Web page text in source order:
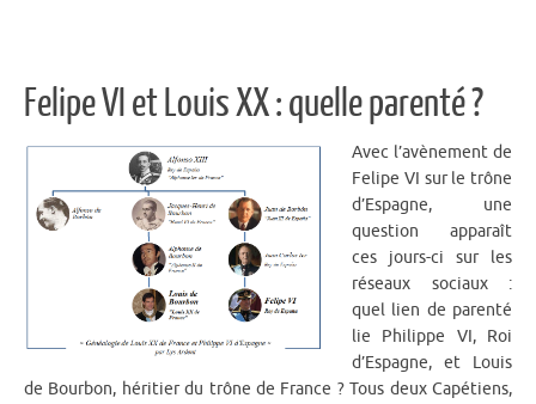
Felipe VI et Louis XX : quelle parenté ?
Avec l’avènement de
Felipe VI sur le trône
d’Espagne, une
question apparaît
ces jours-ci sur les
réseaux sociaux :
quel lien de parenté
lie Philippe VI, Roi
d’Espagne, et Louis
de Bourbon, héritier du trône de France ? Tous deux Capétiens,